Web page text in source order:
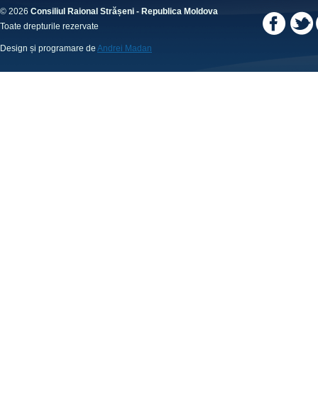
© 2026 Consiliul Raional Strășeni - Republica Moldova
Toate drepturile rezervate
Design și programare de Andrei Madan